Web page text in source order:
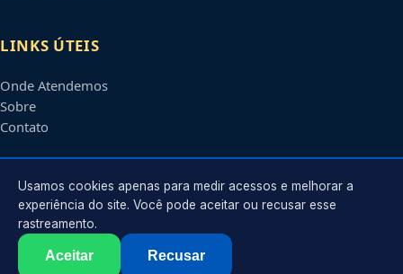
LINKS ÚTEIS
Onde Atendemos
Sobre
Contato
CONTATO
Atendimento em
contato@encanadoresbauru.com.br
2026 Encanador emBauru . Todos os direitos reservados.
Usamos cookies apenas para medir acessos e melhorar a
experiência do site. Você pode aceitar ou recusar esse
rastreamento.
Aceitar Recusar